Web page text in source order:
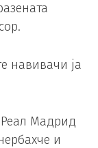
навивачи ја
Мадрид
и